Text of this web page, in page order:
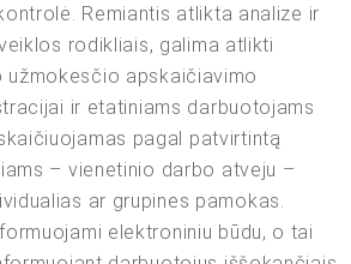
Remiantis atlikta analize ir
rodikliais, galima atlikti
užmokesčio apskaičiavimo
ir etatiniams darbuotojams
pagal patvirtintą
– vienetinio darbo atveju –
ar grupines pamokas.
elektroniniu būdu, o tai